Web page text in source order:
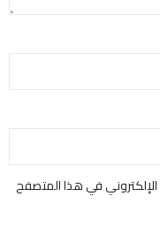
في هذا المتصفح